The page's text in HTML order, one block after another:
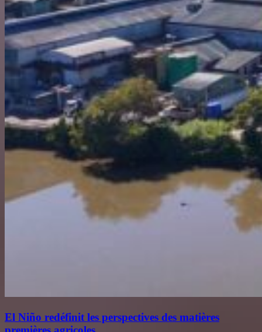
El Niño redéfinit les perspectives des matières